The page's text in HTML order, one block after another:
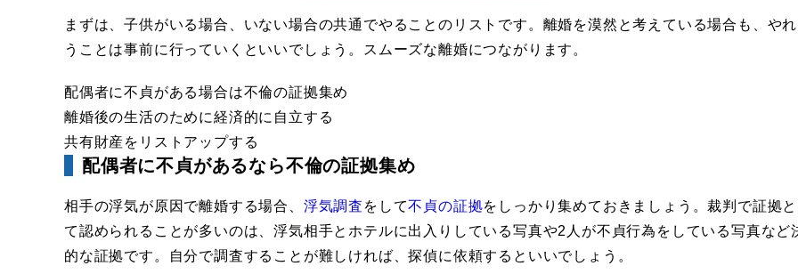
まずは、子供がいる場合、いない場合の共通でやることのリストです。離婚を漠然と考えている場合も、や
うことは事前に行っていくといいでしょう。スムーズな離婚につながります。
配偶者に不貞がある場合は不倫の証拠集め
離婚後の生活のために経済的に自立する
共有財産をリストアップする
配偶者に不貞があるなら不倫の証拠集め
相手の浮気が原因で離婚する場合、 浮気調査 をして不貞の証拠をしっかり集めておきましょう。裁判で証拠と
て認められることが多いのは、浮気相手とホテルに出入りしている写真や2人が不貞行為をしている写真など
的な証拠です。自分で調査することが難しければ、探偵に依頼するといいでしょう。